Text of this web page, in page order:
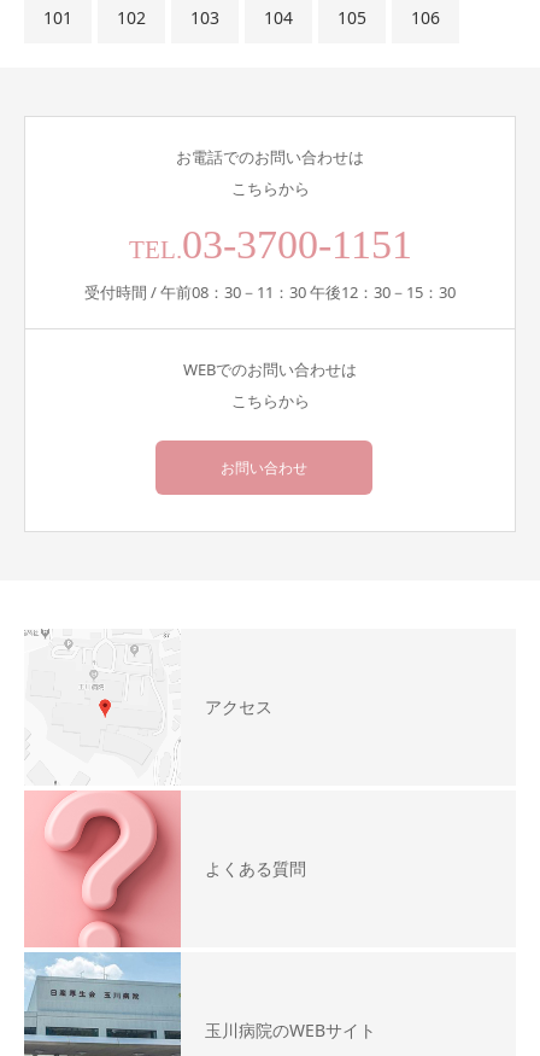
101 102 103 104 105 106
お電話でのお問い合わせは
こちらから
TEL.03-3700-1151
受付時間 / 午前08：30－11：30 午後12：30－15：30
WEBでのお問い合わせは
こちらから
お問い合わせ
アクセス
よくある質問
玉川病院のWEBサイト